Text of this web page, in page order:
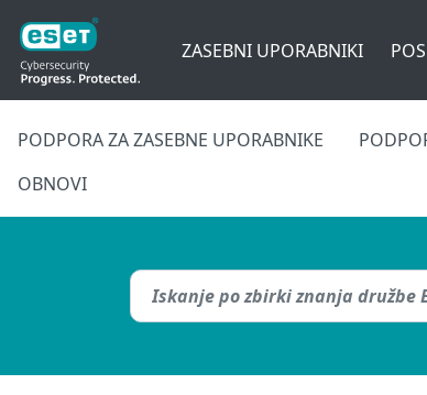
ZASEBNI UPORABNIKI
PODPORA ZA ZASEBNE UPORABNIKE
OBNOVI